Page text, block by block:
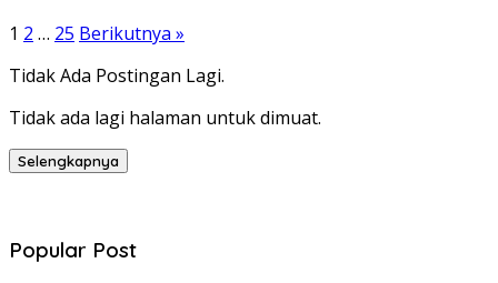
1 2 … 25 Berikutnya »
Tidak Ada Postingan Lagi.
Tidak ada lagi halaman untuk dimuat.
Selengkapnya
Popular Post